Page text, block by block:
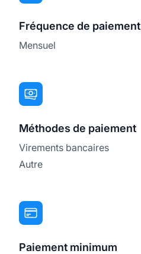
Fréquence de paiement
Mensuel
Méthodes de paiement
Virements bancaires
Autre
Paiement minimum